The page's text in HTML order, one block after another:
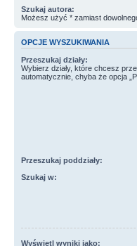
Szukaj autora:
Możesz użyć * zamiast
OPCJE WYSZUKIWANIA
Przeszukaj działy:
Wybierz działy, które chcesz
automatycznie, chyba że opcja
Przeszukaj poddziały:
Szukaj w:
Wyświetl wyniki jako: